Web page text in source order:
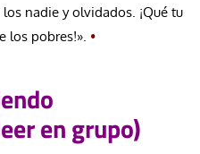
nadie y olvidados. ¡Qué tu
los pobres!». •
en grupo)